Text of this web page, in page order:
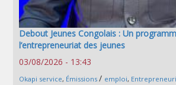
Debout Jeunes Congolais : Un
l’entrepreneuriat des jeunes
03/08/2026 - 13:43
Okapi service, Émissions / emploi,